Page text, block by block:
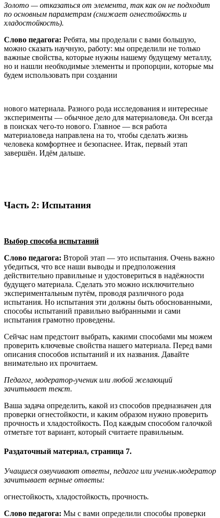
Золото — отказаться от элемента, так как он не подходит
по основным параметрам (снижает огнестойкость и
хладостойкость).
Слово педагога: Ребята, мы проделали с вами большую,
можно сказать научную, работу: мы определили не только
важные свойства, которые нужны нашему будущему металлу,
но и нашли необходимые элементы и пропорции, которые мы
будем использовать при создании
нового материала. Разного рода исследования и интересные
эксперименты — обычное дело для материаловеда. Он всегда
в поисках чего-то нового. Главное — вся работа
материаловеда направлена на то, чтобы сделать жизнь
человека комфортнее и безопаснее. Итак, первый этап
завершён. Идём дальше.
Часть 2: Испытания
Выбор способа испытаний
Слово педагога: Второй этап — это испытания. Очень важно
убедиться, что все наши выводы и предположения
действительно правильные и удостовериться в надёжности
будущего материала. Сделать это можно исключительно
экспериментальным путём, проводя различного рода
испытания. Но испытания эти должны быть обоснованными,
способы испытаний правильно выбранными и сами
испытания грамотно проведены.
Сейчас нам предстоит выбрать, какими способами мы можем
проверить ключевые свойства нашего материала. Перед вами
описания способов испытаний и их названия. Давайте
внимательно их прочитаем.
Педагог, модератор-ученик или любой желающий
зачитывает текст.
Ваша задача определить, какой из способов предназначен для
проверки огнестойкости, и каким образом нужно проверить
прочность и хладостойкость. Под каждым способом галочкой
отметьте тот вариант, который считаете правильным.
Раздаточный материал, страница 7.
Учащиеся озвучивают ответы, педагог или ученик-модератор
зачитывает верные ответы:
огнестойкость, хладостойкость, прочность.
Слово педагога: Мы с вами определили способы проверки